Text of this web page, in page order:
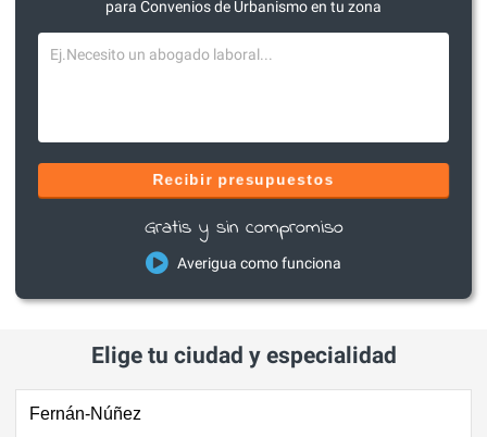
para Convenios de Urbanismo en tu zona
Recibir presupuestos
Gratis y sin compromiso
Averigua como funciona
Elige tu ciudad y especialidad